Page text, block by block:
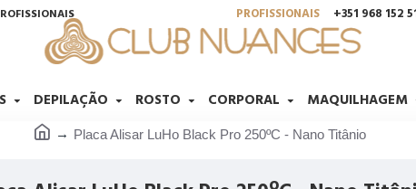
PROFISSIONAIS +351 968 152
DEPILAÇÃO ROSTO CORPORAL MAQUILHAGEM
Placa Alisar LuHo Black Pro 250ºC - Nano Titânio